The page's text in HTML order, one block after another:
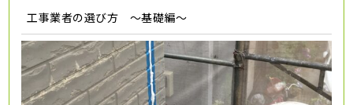
工事業者の選び方 ～基礎編～